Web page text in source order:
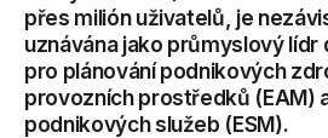
přes milión uživatelů, je
uznávána jako průmyslový lídr
pro plánování podnikových
provozních prostředků (EAM)
podnikových služeb (ESM).